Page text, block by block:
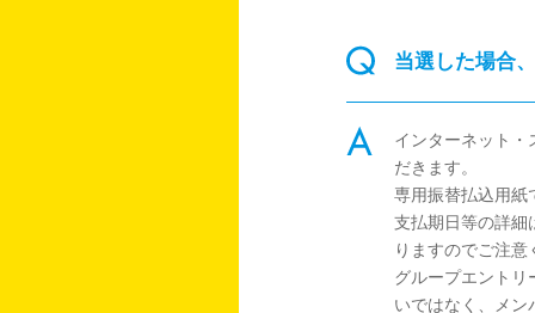
当選した場合
インターネット・
だきます。
専用振替払込用紙
支払期日等の詳細
りますのでご注意
グループエントリ
いではなく、メン